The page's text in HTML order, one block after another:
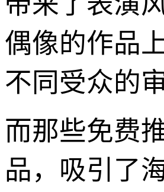
偶像的作品
不同受众的
而那些免费
品，吸引了